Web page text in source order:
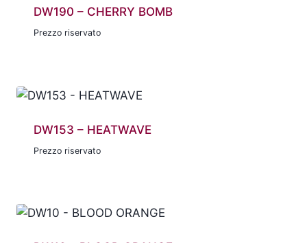
DW190 – CHERRY BOMB
Prezzo riservato
DW153 – HEATWAVE
Prezzo riservato